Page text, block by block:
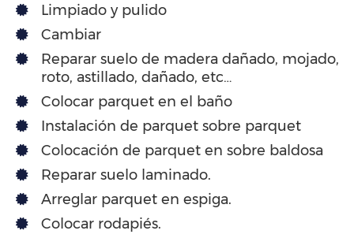
Limpiado y pulido
Cambiar
Reparar suelo de madera dañado, mojado,
roto, astillado, dañado, etc…
Colocar parquet en el baño
Instalación de parquet sobre parquet
Colocación de parquet en sobre baldosa
Reparar suelo laminado.
Arreglar parquet en espiga.
Colocar rodapiés.